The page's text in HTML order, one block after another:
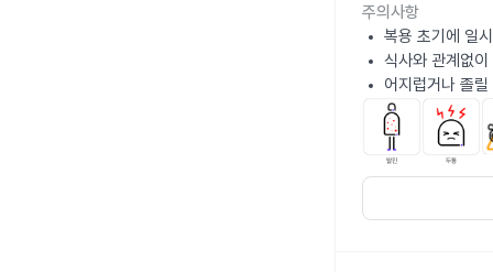
주의사항
복용 초기에 일
식사와 관계없
어지럽거나 졸